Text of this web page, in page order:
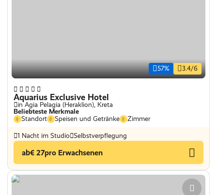
57% 3.4/6
Aquarius Exclusive Hotel
in Agia Pelagia (Heraklion), Kreta
Beliebteste Merkmale
Standort
Speisen und Getränke Zimmer
1 Nacht im Studio Selbstverpflegung
ab€ 27pro Erwachsenen